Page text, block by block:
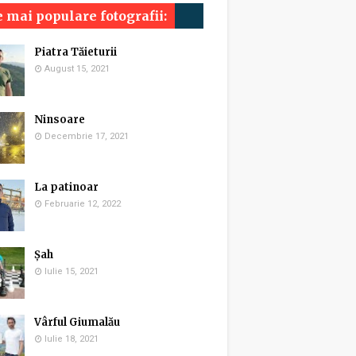
mai populare fotografii:
Piatra Tăieturii
August 15, 2021
Ninsoare
Decembrie 17, 2021
La patinoar
Februarie 12, 2022
Șah
Iulie 15, 2021
Vârful Giumalău
Iulie 18, 2021